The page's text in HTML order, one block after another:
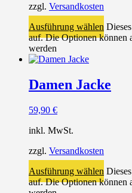
zzgl. Versandkosten
Ausführung wählen
auf. Die Optionen können
werden
Damen Jacke
59,90 €
inkl. MwSt.
zzgl. Versandkosten
Ausführung wählen
auf. Die Optionen können